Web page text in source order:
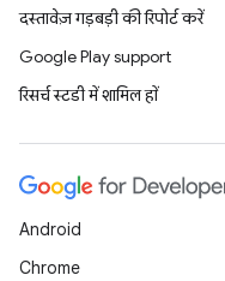
दस्तावेज़ गड़बड़ी की रिपोर्ट करें
Google Play support
रिसर्च स्टडी में शामिल हों
Android
Chrome